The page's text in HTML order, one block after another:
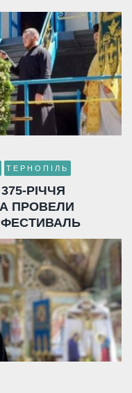
ТЕРНОПІЛЬ
РІЧЧЯ
ПРОВЕЛИ